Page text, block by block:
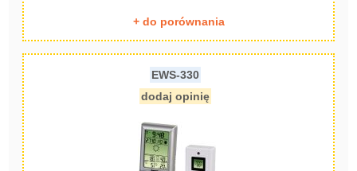
+ do porównania
EWS-330
dodaj opinię